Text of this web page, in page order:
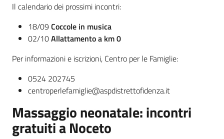
Il calendario dei prossimi incontri:
18/09 Coccole in musica
02/10Allattamento a km 0
Per informazioni e iscrizioni, Centro per le Famiglie:
0524 202745
centroperlefamiglie@aspdistrettofidenza.it
Massaggio neonatale: incontri
gratuiti a Noceto